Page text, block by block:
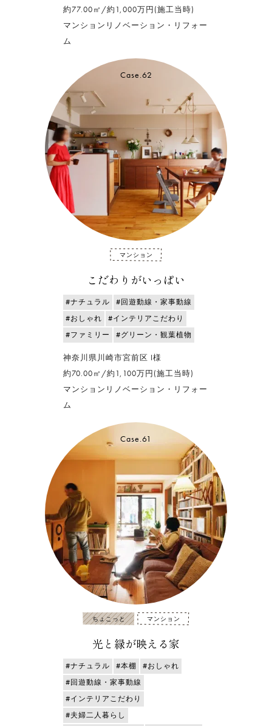
約77.00㎡/約1,000万円(施工当時)
マンションリノベーション・リフォー
ム
Case.62
マンション
こだわりがいっぱい
#ナチュラル
#回遊動線・家事動線
#おしゃれ
#インテリアこだわり
#ファミリー
#グリーン・観葉植物
神奈川県川崎市宮前区 I様
約70.00㎡/約1,100万円(施工当時)
マンションリノベーション・リフォー
ム
Case.61
ちょこっと マンション
光と緑が映える家
#ナチュラル #本棚
#おしゃれ
#回遊動線・家事動線
#インテリアこだわり
#夫婦二人暮らし